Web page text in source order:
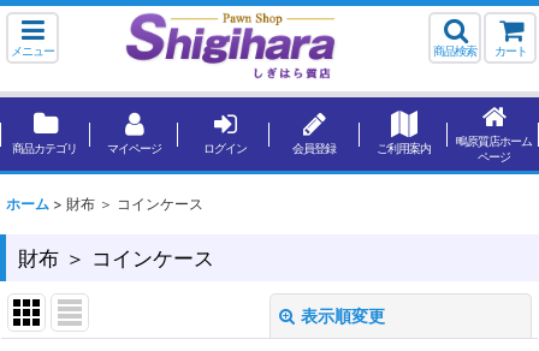
メニュー 商品検索 カート
商品カテゴリ マイページ ログイン 会員登録 ご利用案内
鴫原質店ホーム
ページ
ホーム > 財布 ＞ コインケース
財布 ＞ コインケース
表示順変更